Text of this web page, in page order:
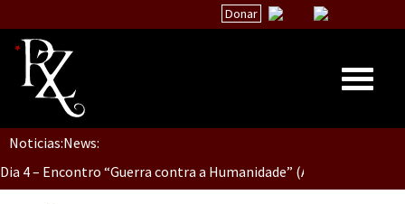
Donar
Inicio
Quiénes Somos
Noticias:News:
Dia 5, sessão 1, do Encontro “Guerra contra a Humanidade”(As
Dia 4 – Encontro “Guerra contra a Humanidade” (As populações